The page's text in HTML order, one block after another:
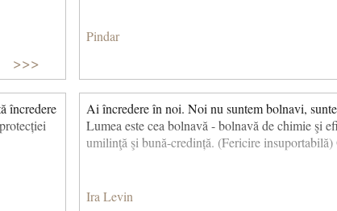
>>>
Pindar
încredere
Ai încredere în noi. Noi nu suntem bolnavi,
Lumea este cea bolnavă - bolnavă de chimie şi
umilinţă şi bună-credință. (Fericire
Ira Levin